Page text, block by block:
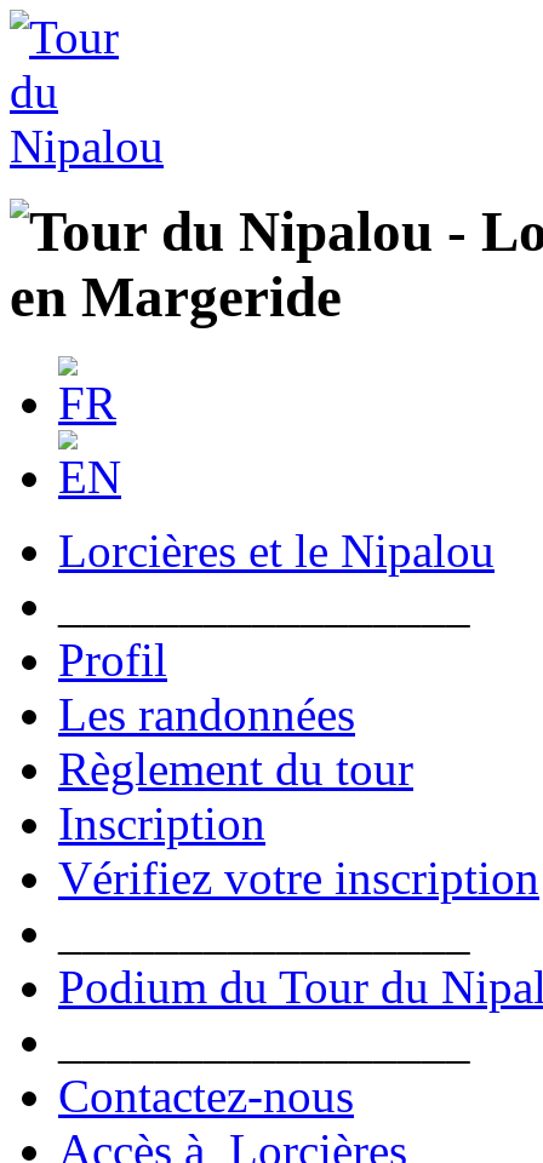
Lorcières et le Nipalou
Profil
Les randonnées
Règlement du tour
Inscription
Vérifiez votre inscription
Podium du Tour du
Contactez-nous
Accès à Lorcières